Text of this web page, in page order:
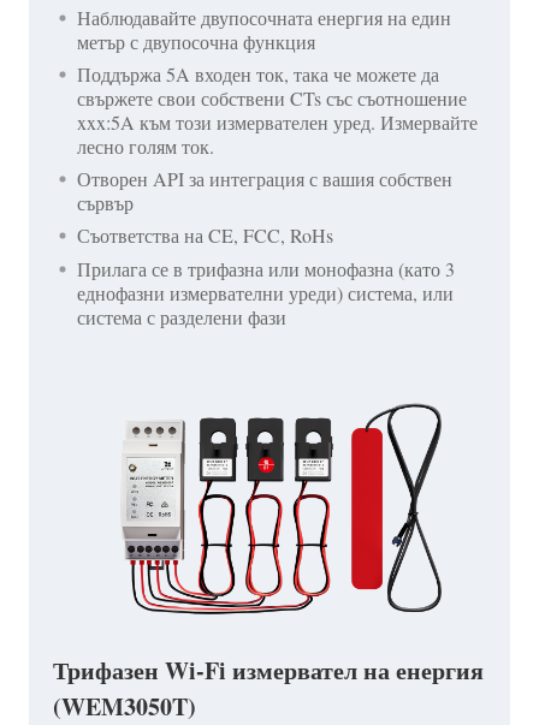
Наблюдавайте двупосочната енергия на един
метър с двупосочна функция
Поддържа 5A входен ток, така че можете да
свържете свои собствени CTs със съотношение
xxx:5A към този измервателен уред. Измервайте
лесно голям ток.
Отворен API за интеграция с вашия собствен
сървър
Съответства на CE, FCC, RoHs
Прилага се в трифазна или монофазна (като 3
еднофазни измервателни уреди) система, или
система с разделени фази
Трифазен Wi-Fi измервател на енергия
(WEM3050T)